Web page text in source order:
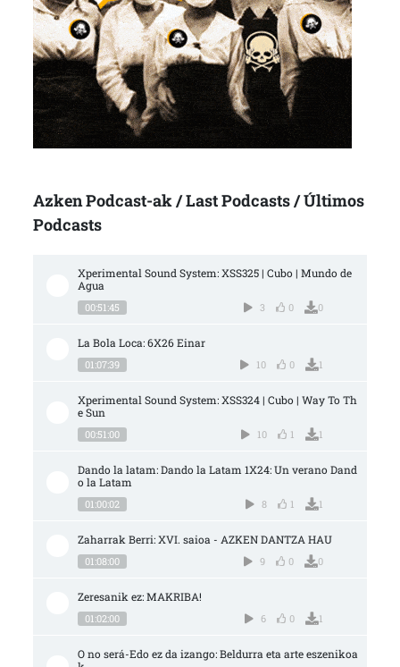
Azken Podcast-ak / Last Podcasts / Últimos
Podcasts
Xperimental Sound System: XSS325 | Cubo | Mundo de
Agua
00:51:45 3 0 0
La Bola Loca: 6X26 Einar
01:07:39 10 0 1
Xperimental Sound System: XSS324 | Cubo | Way To Th
e Sun
00:51:00 10 1 1
Dando la latam: Dando la Latam 1X24: Un verano Dand
o la Latam
01:00:02 8 1 1
Zaharrak Berri: XVI. saioa - AZKEN DANTZA HAU
01:08:00 9 0 0
Zeresanik ez: MAKRIBA!
01:02:00 6 0 1
O no será-Edo ez da izango: Beldurra eta arte eszenikoa